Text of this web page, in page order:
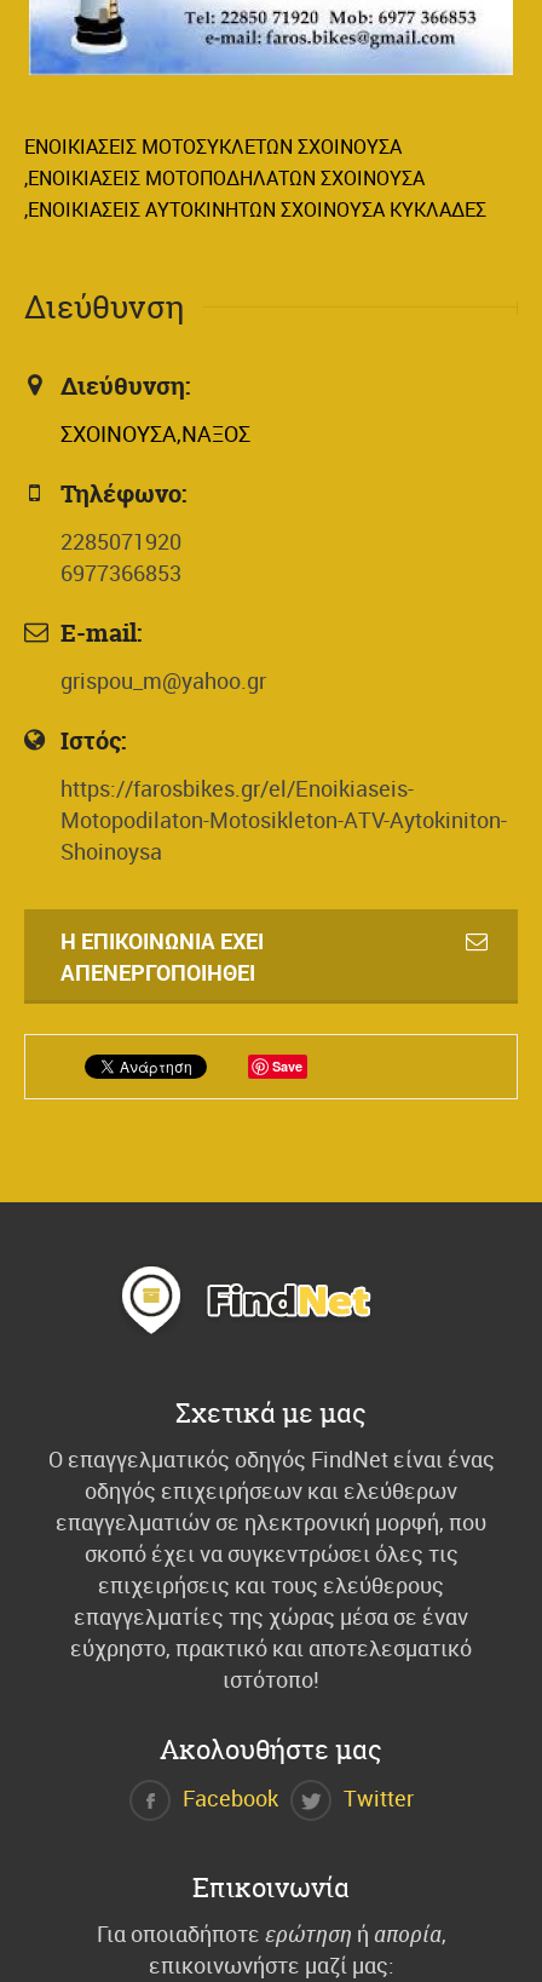
ΕΝΟΙΚΙΑΣΕΙΣ ΜΟΤΟΣΥΚΛΕΤΩΝ ΣΧΟΙΝΟΥΣΑ
,ΕΝΟΙΚΙΑΣΕΙΣ ΜΟΤΟΠΟΔΗΛΑΤΩΝ ΣΧΟΙΝΟΥΣΑ
,ΕΝΟΙΚΙΑΣΕΙΣ ΑΥΤΟΚΙΝΗΤΩΝ ΣΧΟΙΝΟΥΣΑ ΚΥΚΛΑΔΕΣ
Διεύθυνση
Διεύθυνση:
ΣΧΟΙΝΟΥΣΑ,ΝΑΞΟΣ
Τηλέφωνο:
2285071920
6977366853
E-mail:
grispou_m@yahoo.gr
Ιστός:
https://farosbikes.gr/el/Enoikiaseis-
Motopodilaton-Motosikleton-ATV-Aytokiniton-
Shoinoysa
Η ΕΠΙΚΟΙΝΩΝΊΑ ΈΧΕΙ
ΑΠΕΝΕΡΓΟΠΟΙΗΘΕΊ
Save
Σχετικά με μας
Ο επαγγελματικός οδηγός FindNet είναι ένας
οδηγός επιχειρήσεων και ελεύθερων
επαγγελματιών σε ηλεκτρονική μορφή, που
σκοπό έχει να συγκεντρώσει όλες τις
επιχειρήσεις και τους ελεύθερους
επαγγελματίες της χώρας μέσα σε έναν
εύχρηστο, πρακτικό και αποτελεσματικό
ιστότοπο!
Ακολουθήστε μας
Facebook Twitter
Επικοινωνία
Για οποιαδήποτε ερώτηση ή απορία,
επικοινωνήστε μαζί μας: